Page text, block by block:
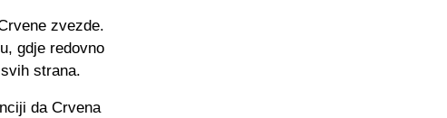
zvezde.
gdje redovno
strana.
da Crvena